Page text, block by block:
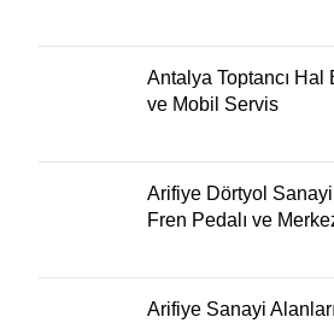
Antalya Toptancı
ve Mobil Servis
Arifiye Dörtyol
Fren Pedalı ve
Arifiye Sanayi